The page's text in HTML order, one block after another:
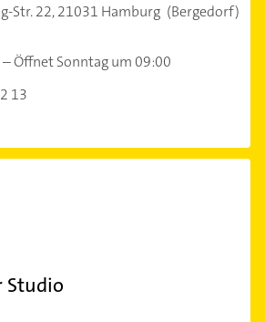
Str. 22,21031 Hamburg (Bergedorf)
–Öffnet Sonntag um 09:00
13
Studio